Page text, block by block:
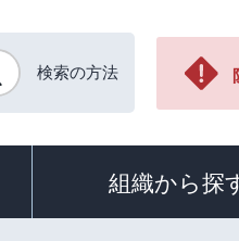
検索の方法
組織から探